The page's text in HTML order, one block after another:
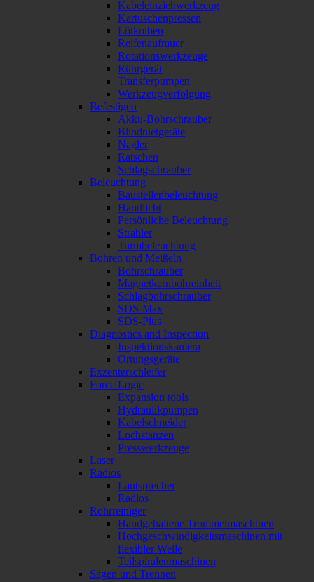
Kabeleinziehwerkzeug
Kartuschenpressen
Lötkolben
Reifenaufrauer
Rotationswerkzeuge
Rührgerät
Transferpumpen
Werkzeugverfolgung
Befestigen
Akku-Bohrschrauber
Blindnietgeräte
Nagler
Ratschen
Schlagschrauber
Beleuchtung
Baustellenbeleuchtung
Handlicht
Persönliche Beleuchtung
Strahler
Turmbeleuchtung
Bohren und Meißeln
Bohrschrauber
Magnetkernbohreinheit
Schlagbohrschrauber
SDS-Max
SDS-Plus
Diagnostics and Inspection
Inspektionskamera
Ortungsgeräte
Exzenterschleifer
Force Logic
Expansion tools
Hydraulikpumpen
Kabelschneider
Lochstanzen
Presswerkzeuge
Laser
Radios
Lautsprecher
Radios
Rohrreiniger
Handgehaltene Trommelmaschinen
Hochgeschwindigkeitsmaschinen mit
flexibler Welle
Teilspiralenmaschinen
Sägen und Trennen